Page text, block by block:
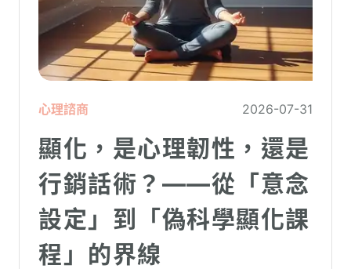
心理諮商 2026-07-31
顯化，是心理韌性，還是
行銷話術？——從「意念
設定」到「偽科學顯化課
程」的界線